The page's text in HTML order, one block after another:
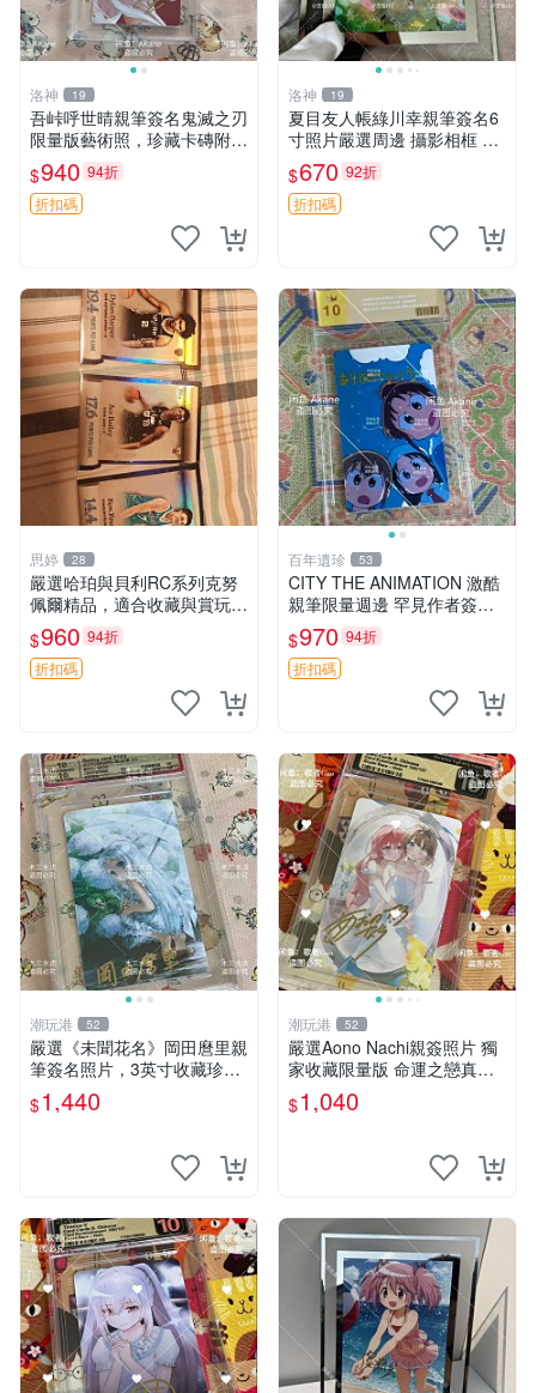
洛神 19
吾峠呼世晴親筆簽名鬼滅之刃
限量版藝術照，珍藏卡磚附贈
鬼滅之刃 經典角色 周邊收藏
$940 94折
折扣碼
洛神 19
夏目友人帳綠川幸親筆簽名6
寸照片嚴選周邊 攝影相框 網
路認證 夏目友人帳收藏 簽名
照 6寸
$670 92折
折扣碼
思婷 28
嚴選哈珀與貝利RC系列克努
佩爾精品，適合收藏與賞玩 R
C 玩具 陶瓷
$960 94折
折扣碼
百年遺珍 53
CITY THE ANIMATION 激酷
親筆限量週邊 罕見作者簽名
收藏 現代潮流擺飾 9x9cm 專
家推薦 國際珍藏款 周邊 照片
周邊 尺寸 收藏品
$970 94折
折扣碼
潮玩港 52
嚴選《未聞花名》岡田麿里親
筆簽名照片，3英寸收藏珍品
未知的花名、親筆、簽名周邊
$1,440
潮玩港 52
嚴選Aono Nachi親簽照片 獨
家收藏限量版 命運之戀真跡
簽名 命運之戀 親簽照 愛的告
白
$1,040